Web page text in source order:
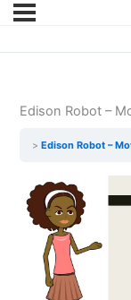
Edison Robot –
Edison Robot –